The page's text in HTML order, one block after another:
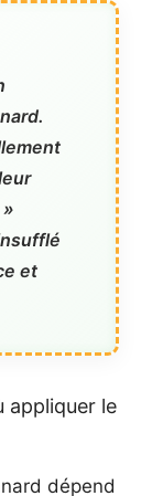
et
appliquer le
dépend